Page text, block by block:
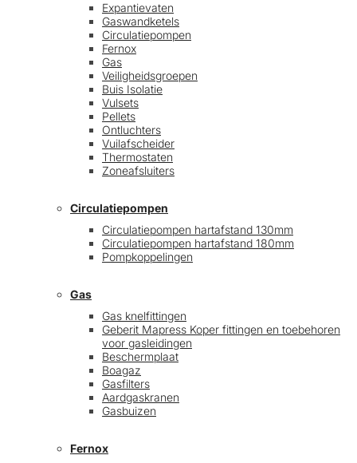
Expantievaten
Gaswandketels
Circulatiepompen
Fernox
Gas
Veiligheidsgroepen
Buis Isolatie
Vulsets
Pellets
Ontluchters
Vuilafscheider
Thermostaten
Zoneafsluiters
Circulatiepompen
Circulatiepompen hartafstand 130mm
Circulatiepompen hartafstand 180mm
Pompkoppelingen
Gas
Gas knelfittingen
Geberit Mapress Koper fittingen en toebehoren
voor gasleidingen
Beschermplaat
Boagaz
Gasfilters
Aardgaskranen
Gasbuizen
Fernox